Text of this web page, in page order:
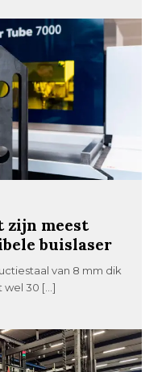
zijn meest
buislaser
van 8 mm dik
30 […]